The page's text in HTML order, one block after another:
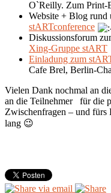
O`Reilly. Zum Print-
Website + Blog rund
stARTconference
Diskussionsforum
Xing-Gruppe stART
Einladung zum
Cafe Brel, Berlin-
Vielen Dank nochmal an
an die Teilnehmer für die
Zwischenfragen – und fürs
lang 😉